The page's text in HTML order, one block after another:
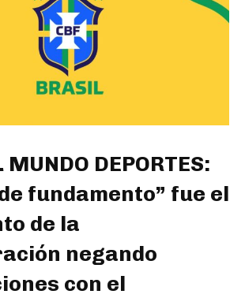
MUNDO DEPORTES:
fundamento” fue el
de la
negando
con el